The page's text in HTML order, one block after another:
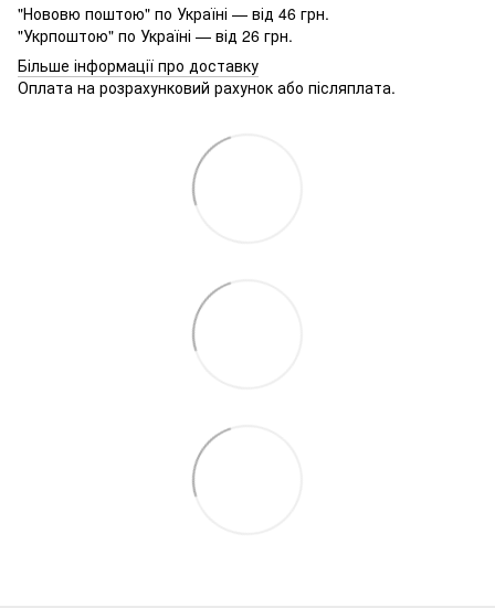
"Нововю поштою" по Україні — від 46 грн.
"Укрпоштою" по Україні — від 26 грн.
Більше інформації про доставку
Оплата на розрахунковий рахунок або післяплата.